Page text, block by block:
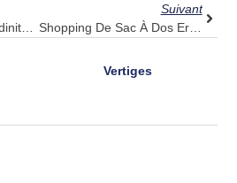
Suivant
Shopping De Sac À Dos Ergonomique 101 : Adaptez Votre Équipement Aux Principes Pulse Align
Vertiges